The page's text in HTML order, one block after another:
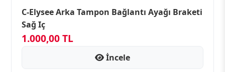
C-Elysee Arka Tampon Bağlantı Ayağı Braketi
Sağ Iç
1.000,00 TL
İncele